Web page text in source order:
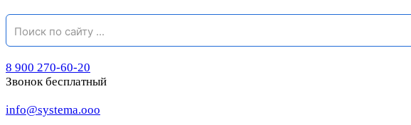
8 900 270-60-20
Звонок бесплатный
info@systema.ooo